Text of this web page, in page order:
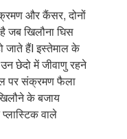
और कैंसर, दोनों
जब खिलौना घिस
हैंI इस्तेमाल के
छेदो में जीवाणु रहने
पर संक्रमण फैला
के बजाय
वाले